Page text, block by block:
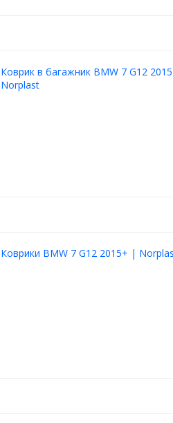
Коврик в багажник BMW 7 G12
Norplast
Коврики BMW 7 G12 2015+ |